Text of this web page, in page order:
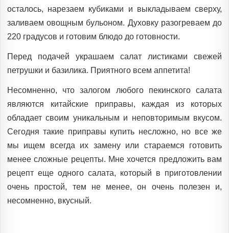
осталось, нарезаем кубиками и выкладываем сверху,
заливаем овощным бульоном. Духовку разогреваем до
220 градусов и готовим блюдо до готовности.
Перед подачей украшаем салат листиками свежей
петрушки и базилика. Приятного всем аппетита!
Несомненно, что залогом любого пекинского салата
являются китайские приправы, каждая из которых
обладает своим уникальным и неповторимым вкусом.
Сегодня такие приправы купить несложно, но все же
мы ищем всегда их замену или стараемся готовить
менее сложные рецепты. Мне хочется предложить вам
рецепт еще одного салата, который в приготовлении
очень простой, тем не менее, он очень полезен и,
несомненно, вкусный.